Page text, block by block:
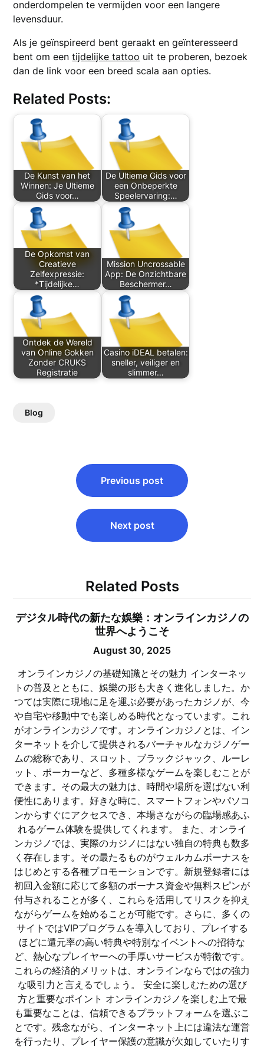
onderdompelen te vermijden voor een langere
levensduur.
Als je geïnspireerd bent geraakt en geïnteresseerd
bent om eentijdelijke tattoo uit te proberen, bezoek
dan de link voor een breed scala aan opties.
Related Posts:
De Kunst van het
Winnen: Je Ultieme
Gids voor…
De Ultieme Gids voor
een Onbeperkte
Speelervaring:…
De Opkomst van
Creatieve
Zelfexpressie:
*Tijdelijke…
Mission Uncrossable
App: De Onzichtbare
Beschermer…
Ontdek de Wereld
van Online Gokken
Zonder CRUKS
Registratie
Casino iDEAL betalen:
sneller, veiliger en
slimmer…
Blog
navigation
Previous post
Next post
Related Posts
デジタル時代の新たな娛樂：オンラインカジノの
世界へようこそ
August 30, 2025
オンラインカジノの基礎知識とその魅力 インターネッ
トの普及とともに、娛樂の形も大きく進化しました。か
つては実際に現地に足を運ぶ必要があったカジノが、今
や自宅や移動中でも楽しめる時代となっています。これ
がオンラインカジノです。オンラインカジノとは、イン
ターネットを介して提供されるバーチャルなカジノゲー
ムの総称であり、スロット、ブラックジャック、ルーレ
ット、ポーカーなど、多種多様なゲームを楽しむことが
できます。その最大の魅力は、時間や場所を選ばない利
便性にあります。好きな時に、スマートフォンやパソコ
ンからすぐにアクセスでき、本場さながらの臨場感あふ
れるゲーム体験を提供してくれます。 また、オンライ
ンカジノでは、実際のカジノにはない独自の特典も数多
く存在します。その最たるものがウェルカムボーナスを
はじめとする各種プロモーションです。新規登録者には
初回入金額に応じて多額のボーナス資金や無料スピンが
付与されることが多く、これらを活用してリスクを抑え
ながらゲームを始めることが可能です。さらに、多くの
サイトではVIPプログラムを導入しており、プレイする
ほどに還元率の高い特典や特別なイベントへの招待な
ど、熱心なプレイヤーへの手厚いサービスが特徴です。
これらの経済的メリットは、オンラインならではの強力
な吸引力と言えるでしょう。 安全に楽しむための選び
方と重要なポイント オンラインカジノを楽しむ上で最
も重要なことは、信頼できるプラットフォームを選ぶこ
とです。残念ながら、インターネット上には違法な運営
を行ったり、プレイヤー保護の意識が欠如していたりす